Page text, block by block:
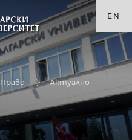
EN
Право Актуално